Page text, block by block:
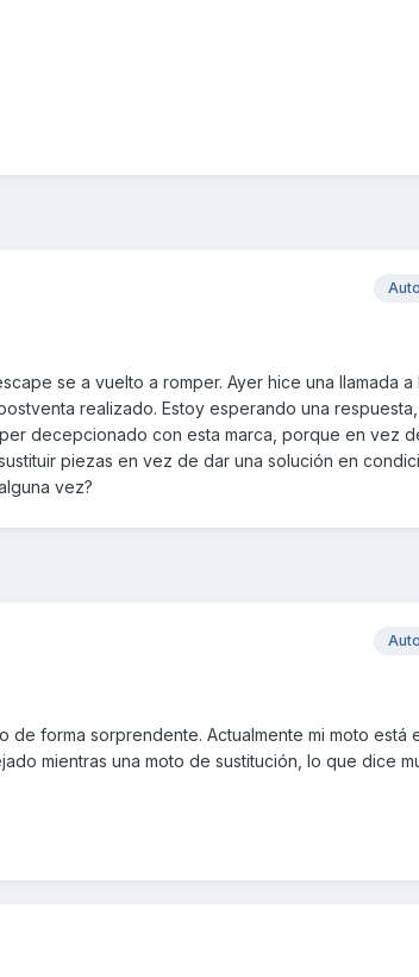
se a vuelto a romper. Ayer hice una llamada a
realizado. Estoy esperando una
decepcionado con esta marca, porque en vez
piezas en vez de dar una solución en
vez?
de forma sorprendente. Actualmente mi moto está
mientras una moto de sustitución, lo que dice